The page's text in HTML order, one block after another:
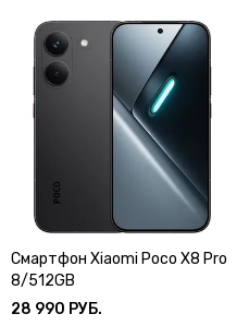
Смартфон Xiaomi Poco X8 Pro
8/512GB
28 990 РУБ.